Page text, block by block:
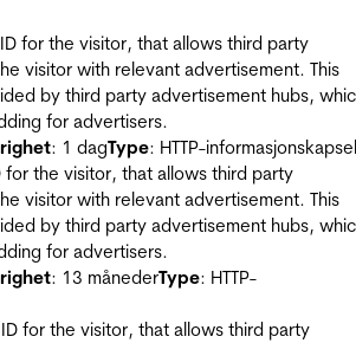
for the visitor, that allows third party
visitor with relevant advertisement. This
by third party advertisement hubs,
for advertisers.
: 1 dagType: HTTP-informasjonskapsel
for the visitor, that allows third party
visitor with relevant advertisement. This
by third party advertisement hubs,
for advertisers.
: 13 månederType: HTTP-
for the visitor, that allows third party